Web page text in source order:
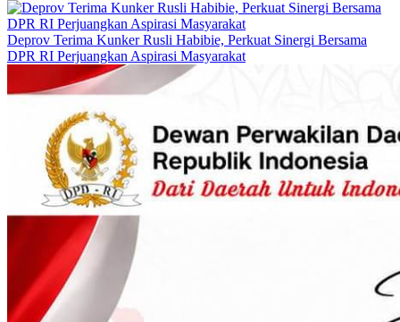
Deprov Terima Kunker Rusli Habibie, Perkuat Sinergi Bersama
DPR RI Perjuangkan Aspirasi Masyarakat